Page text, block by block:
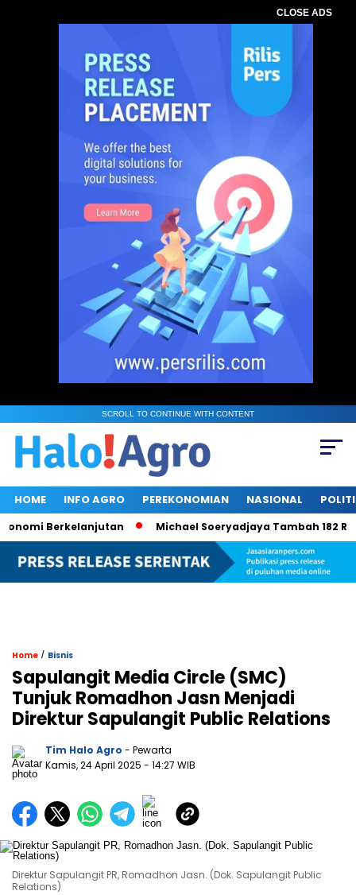
CLOSE ADS
SCROLL TO CONTINUE WITH CONTENT
HOME INFO AGRO PEREKONOMIAN NASIONAL
Berkelanjutan Michael Soeryadjaya Tambah 182 Ribu
Home / Bisnis
Sapulangit Media Circle (SMC)
Tunjuk Romadhon Jasn Menjadi
Direktur Sapulangit Public Relations
Tim Halo Agro - Pewarta
Kamis, 24 April 2025 - 14:27 WIB
Direktur Sapulangit PR, Romadhon Jasn. (Dok. Sapulangit Public
Relations)